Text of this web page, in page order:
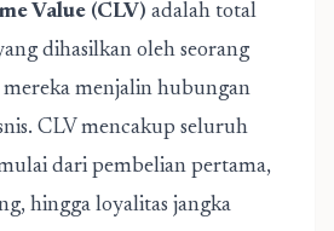
Value (CLV) adalah total
dihasilkan oleh seorang
mereka menjalin hubungan
CLV mencakup seluruh
dari pembelian pertama,
hingga loyalitas jangka